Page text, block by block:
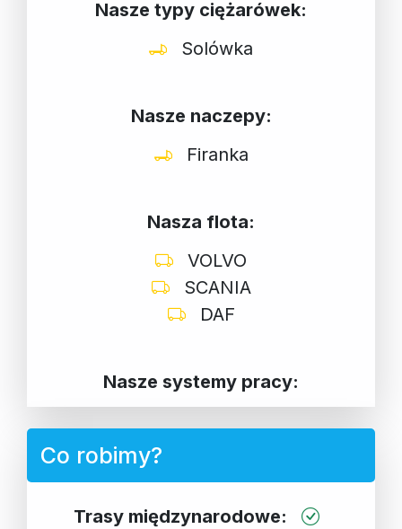
Nasze typy ciężarówek:
Solówka
Nasze naczepy:
Firanka
Nasza flota:
VOLVO
SCANIA
DAF
Nasze systemy pracy:
Co robimy?
Trasy międzynarodowe: